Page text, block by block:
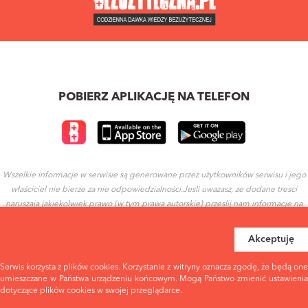
Akceptuję
Serwis korzysta z plików cookies. Korzystanie z witryny oznacza zgodę, że będą one
umieszczane w Państwa urządzeniu końcowym. Mogą Państwo zmienić ustawienia
dotyczące plików cookies w swojej przeglądarce.
POBIERZ APLIKACJĘ NA TELEFON
Wszelkie informacje w serwisie są generowane przez użytkowników serwisu i jego
właściciel nie bierze za nie odpowiedzialności.Jesli uwazasz, ze dodane tresci
naruszaja jakiekolwiek prawo (w tym prawa autorskie) przeslij nam informacje na
REGULAMIN POLITYKA PRYWATNOŚCI
WARUNKI UŻYTKOWANIA EULA - WARUNKI UŻYTKOWANIA